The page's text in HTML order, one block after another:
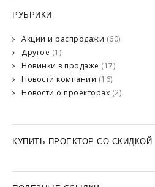
РУБРИКИ
Акции и распродажи (60)
Другое (1)
Новинки в продаже (17)
Новости компании (16)
Новости о проекторах (2)
КУПИТЬ ПРОЕКТОР СО СКИДКОЙ